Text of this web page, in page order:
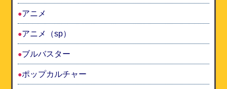
アニメ
アニメ（sp）
ブルバスター
ポップカルチャー